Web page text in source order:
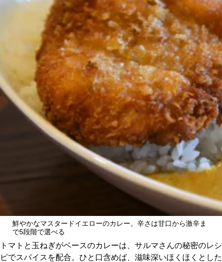
鮮やかなマスタードイエローのカレー。辛さは甘口から激辛ま
で5段階で選べる
トマトと玉ねぎがベースのカレーは、サルマさんの秘密のレシ
ピでスパイスを配合。ひと口含めば、滋味深いほくほくとした